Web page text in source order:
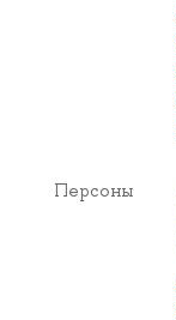
Персоны